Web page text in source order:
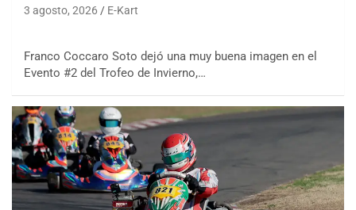
3 agosto, 2026 E-Kart
Franco Coccaro Soto dejó una muy buena imagen en el
Evento #2 del Trofeo de Invierno,…